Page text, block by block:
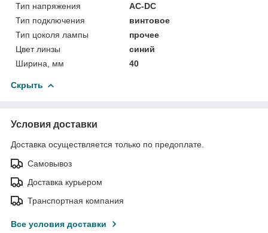
Тип напряжения
AC-DC
Тип подключения
винтовое
Тип цоколя лампы
прочее
Цвет линзы
синий
Ширина, мм
40
Скрыть
Условия доставки
Доставка осуществляется только по предоплате.
Самовывоз
Доставка курьером
Транспортная компания
Все условия доставки